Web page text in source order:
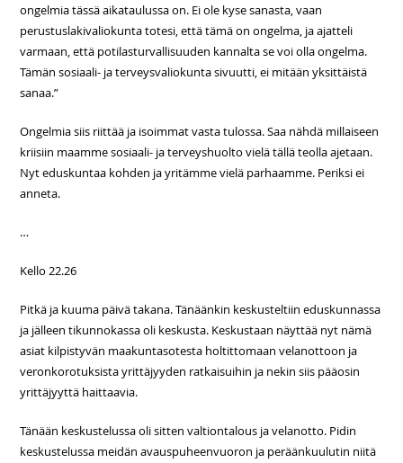
ongelmia tässä aikataulussa on. Ei ole kyse sanasta, vaan
perustuslakivaliokunta totesi, että tämä on ongelma, ja ajatteli
varmaan, että potilasturvallisuuden kannalta se voi olla ongelma.
Tämän sosiaali- ja terveysvaliokunta sivuutti, ei mitään yksittäistä
sanaa.”
Ongelmia siis riittää ja isoimmat vasta tulossa. Saa nähdä millaiseen
kriisiin maamme sosiaali- ja terveyshuolto vielä tällä teolla ajetaan.
Nyt eduskuntaa kohden ja yritämme vielä parhaamme. Periksi ei
anneta.
…
Kello 22.26
Pitkä ja kuuma päivä takana. Tänäänkin keskusteltiin eduskunnassa
ja jälleen tikunnokassa oli keskusta. Keskustaan näyttää nyt nämä
asiat kilpistyvän maakuntasotesta holtittomaan velanottoon ja
veronkorotuksista yrittäjyyden ratkaisuihin ja nekin siis pääosin
yrittäjyyttä haittaavia.
Tänään keskustelussa oli sitten valtiontalous ja velanotto. Pidin
keskustelussa meidän avauspuheenvuoron ja peräänkuulutin niitä